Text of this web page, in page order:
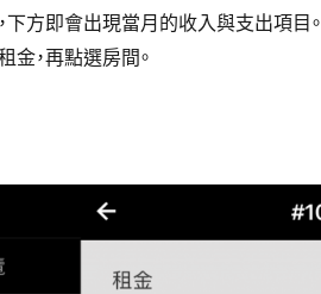
方即會出現當月的收入與支出項目。
，再點選房間。